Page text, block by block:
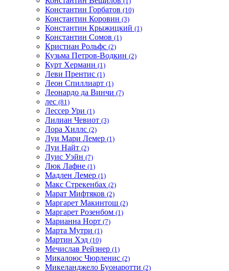
Константин Горбатов (10)
Константин Коровин (3)
Константин Крыжицкий (1)
Константин Сомов (1)
Кристиан Рольфс (2)
Кузьма Петров-Водкин (2)
Курт Херманн (1)
Леви Прентис (1)
Леон Спиллиарт (1)
Леонардо да Винчи (7)
лес (81)
Лессер Ури (1)
Лилиан Чевиот (3)
Лора Хиллс (2)
Луи Мари Лемер (1)
Луи Найт (2)
Луис Уэйн (7)
Люк Лафне (1)
Мадлен Лемер (1)
Макс Стрекенбах (2)
Марат Мифтяков (2)
Маргарет Макинтош (2)
Маргарет Розенбом (1)
Марианна Норт (7)
Марта Мутри (1)
Мартин Хэд (10)
Мечислав Рейзнер (1)
Микалоюс Чюрленис (2)
Микеланджело Буонаротти (2)